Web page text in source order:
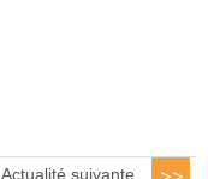
Actualité suivante